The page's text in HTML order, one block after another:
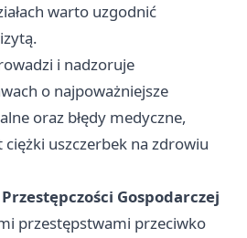
warto uzgodnić
i nadzoruje
o najpoważniejsze
oraz błędy medyczne,
uszczerbek na zdrowiu
Gospodarczej
przestępstwami przeciwko